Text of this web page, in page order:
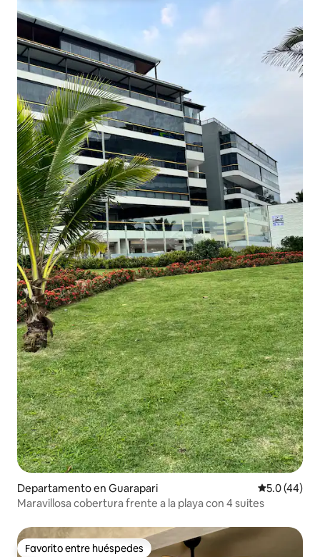
Departamento en Guarapari Calificación
5.0 (44)
Maravillosa cobertura frente a la playa con 4 suites
Favorito entre huéspedes